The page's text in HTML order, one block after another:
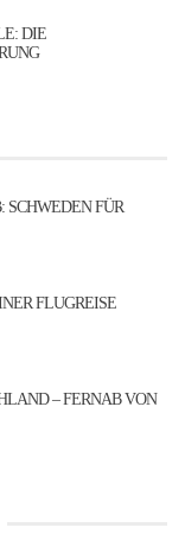
DIE
SCHWEDEN FÜR
FLUGREISE
– FERNAB VON